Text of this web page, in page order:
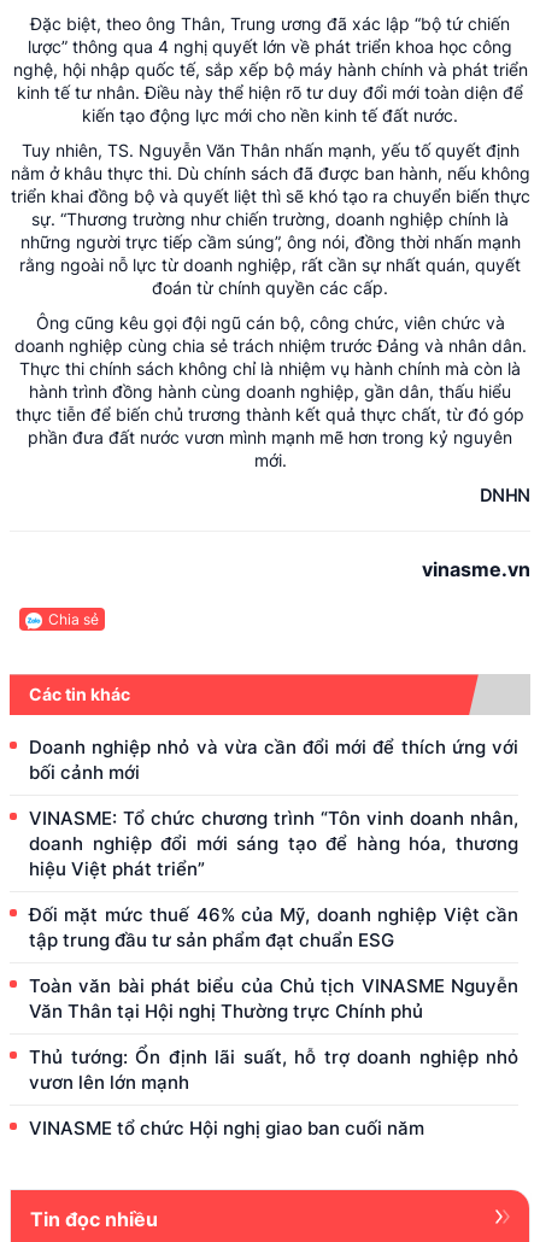
Đặc biệt, theo ông Thân, Trung ương đã xác lập “bộ tứ chiến
lược” thông qua 4 nghị quyết lớn về phát triển khoa học công
nghệ, hội nhập quốc tế, sắp xếp bộ máy hành chính và phát triển
kinh tế tư nhân. Điều này thể hiện rõ tư duy đổi mới toàn diện để
kiến tạo động lực mới cho nền kinh tế đất nước.
Tuy nhiên, TS. Nguyễn Văn Thân nhấn mạnh, yếu tố quyết định
nằm ở khâu thực thi. Dù chính sách đã được ban hành, nếu không
triển khai đồng bộ và quyết liệt thì sẽ khó tạo ra chuyển biến thực
sự. “Thương trường như chiến trường, doanh nghiệp chính là
những người trực tiếp cầm súng”, ông nói, đồng thời nhấn mạnh
rằng ngoài nỗ lực từ doanh nghiệp, rất cần sự nhất quán, quyết
đoán từ chính quyền các cấp.
Ông cũng kêu gọi đội ngũ cán bộ, công chức, viên chức và
doanh nghiệp cùng chia sẻ trách nhiệm trước Đảng và nhân dân.
Thực thi chính sách không chỉ là nhiệm vụ hành chính mà còn là
hành trình đồng hành cùng doanh nghiệp, gần dân, thấu hiểu
thực tiễn để biến chủ trương thành kết quả thực chất, từ đó góp
phần đưa đất nước vươn mình mạnh mẽ hơn trong kỷ nguyên
mới.
DNHN
vinasme.vn
Chia sẻ
Các tin khác
Doanh nghiệp nhỏ và vừa cần đổi mới để thích ứng với
bối cảnh mới
VINASME: Tổ chức chương trình “Tôn vinh doanh nhân,
doanh nghiệp đổi mới sáng tạo để hàng hóa, thương
hiệu Việt phát triển”
Đối mặt mức thuế 46% của Mỹ, doanh nghiệp Việt cần
tập trung đầu tư sản phẩm đạt chuẩn ESG
Toàn văn bài phát biểu của Chủ tịch VINASME Nguyễn
Văn Thân tại Hội nghị Thường trực Chính phủ
Thủ tướng: Ổn định lãi suất, hỗ trợ doanh nghiệp nhỏ
vươn lên lớn mạnh
VINASME tổ chức Hội nghị giao ban cuối năm
Tin đọc nhiều